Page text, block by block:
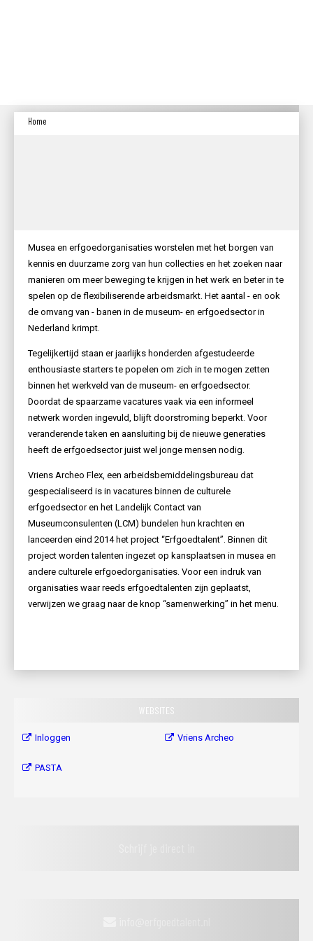
Home
Musea en erfgoedorganisaties worstelen met het borgen van
kennis en duurzame zorg van hun collecties en het zoeken naar
manieren om meer beweging te krijgen in het werk en beter in te
spelen op de flexibiliserende arbeidsmarkt. Het aantal - en ook
de omvang van - banen in de museum- en erfgoedsector in
Nederland krimpt.
Tegelijkertijd staan er jaarlijks honderden afgestudeerde
enthousiaste starters te popelen om zich in te mogen zetten
binnen het werkveld van de museum- en erfgoedsector.
Doordat de spaarzame vacatures vaak via een informeel
netwerk worden ingevuld, blijft doorstroming beperkt. Voor
veranderende taken en aansluiting bij de nieuwe generaties
heeft de erfgoedsector juist wel jonge mensen nodig.
Vriens Archeo Flex, een arbeidsbemiddelingsbureau dat
gespecialiseerd is in vacatures binnen de culturele
erfgoedsector en het Landelijk Contact van
Museumconsulenten (LCM) bundelen hun krachten en
lanceerden eind 2014 het project “Erfgoedtalent”. Binnen dit
project worden talenten ingezet op kansplaatsen in musea en
andere culturele erfgoedorganisaties. Voor een indruk van
organisaties waar reeds erfgoedtalenten zijn geplaatst,
verwijzen we graag naar de knop “samenwerking” in het menu.
WEBSITES
Inloggen Vriens Archeo
PASTA